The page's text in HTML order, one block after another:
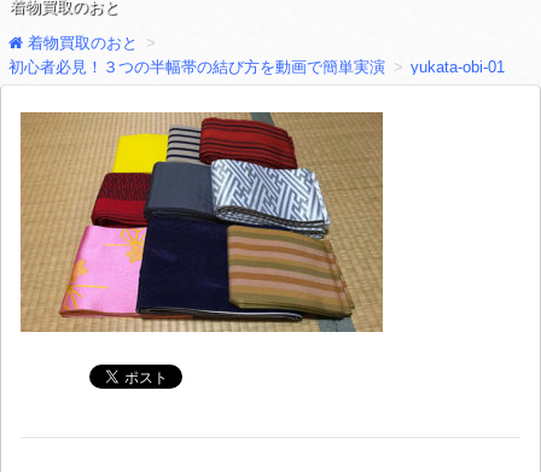
着物買取のおと
着物買取のおと
初心者必見！３つの半幅帯の結び方を動画で簡単実演
yukata-obi-01